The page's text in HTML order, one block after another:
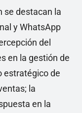
se destacan la
y WhatsApp
del
en la gestión de
estratégico de
la
en la